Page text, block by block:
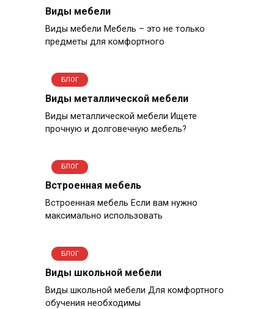
Виды мебели
Виды мебели Мебель – это не только
предметы для комфортного
БЛОГ
Виды металлической мебели
Виды металлической мебели Ищете
прочную и долговечную мебель?
БЛОГ
Встроенная мебель
Встроенная мебель Если вам нужно
максимально использовать
БЛОГ
Виды школьной мебели
Виды школьной мебели Для комфортного
обучения необходимы